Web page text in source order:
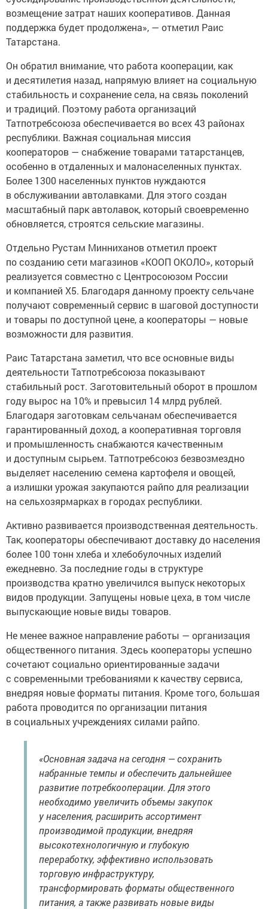
возмещение затрат наших кооперативов. Данная
поддержка будет продолжена», — отметил Раис
Татарстана.
Он обратил внимание, что работа кооперации, как
и десятилетия назад, напрямую влияет на социальную
стабильность и сохранение села, на связь поколений
и традиций. Поэтому работа организаций
Татпотребсоюза обеспечивается во всех 43 районах
республики. Важная социальная миссия
кооператоров — снабжение товарами татарстанцев,
особенно в отдаленных и малонаселенных пунктах.
Более 1300 населенных пунктов нуждаются
в обслуживании автолавками. Для этого создан
масштабный парк автолавок, который своевременно
обновляется, строятся сельские магазины.
Отдельно Рустам Минниханов отметил проект
по созданию сети магазинов «КООП ОКОЛО», который
реализуется совместно с Центросоюзом России
и компанией Х5. Благодаря данному проекту сельчане
получают современный сервис в шаговой доступности
и товары по доступной цене, а кооператоры — новые
возможности для развития.
Раис Татарстана заметил, что все основные виды
деятельности Татпотребсоюза показывают
стабильный рост. Заготовительный оборот в прошлом
году вырос на 10% и превысил 14 млрд рублей.
Благодаря заготовкам сельчанам обеспечивается
гарантированный доход, а кооперативная торговля
и промышленность снабжаются качественным
и доступным сырьем. Татпотребсоюз безвозмездно
выделяет населению семена картофеля и овощей,
а излишки урожая закупаются райпо для реализации
на сельхозярмарках в городах республики.
Активно развивается производственная деятельность.
Так, кооператоры обеспечивают доставку до населения
более 100 тонн хлеба и хлебобулочных изделий
ежедневно. За последние годы в структуре
производства кратно увеличился выпуск некоторых
видов продукции. Запущены новые цеха, в том числе
выпускающие новые виды товаров.
Не менее важное направление работы — организация
общественного питания. Здесь кооператоры успешно
сочетают социально ориентированные задачи
с современными требованиями к качеству сервиса,
внедряя новые форматы питания. Кроме того, большая
работа проводится по организации питания
в социальных учреждениях силами райпо.
«Основная задача на сегодня — сохранить
набранные темпы и обеспечить дальнейшее
развитие потребкооперации. Для этого
необходимо увеличить объемы закупок
у населения, расширить ассортимент
производимой продукции, внедряя
высокотехнологичную и глубокую
переработку, эффективно использовать
торговую инфраструктуру,
трансформировать форматы общественного
питания, а также развивать новые виды